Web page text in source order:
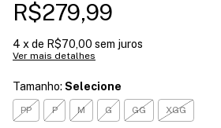
R$279,99
4 x de R$70,00 sem juros
Ver mais detalhes
Tamanho: Selecione
PP P M G GG XGG